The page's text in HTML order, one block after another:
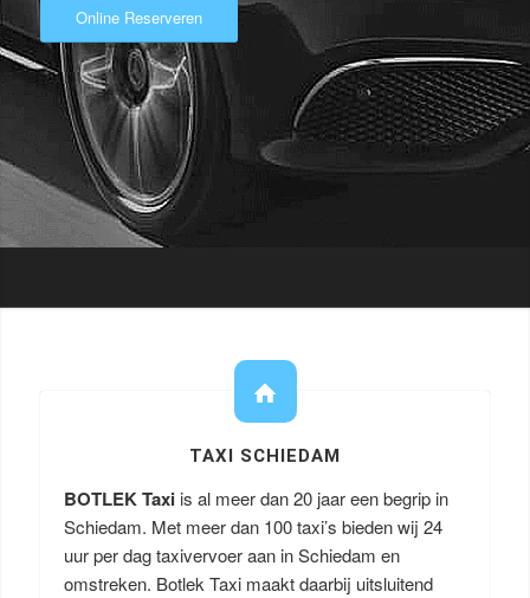
Online Reserveren
TAXI SCHIEDAM
BOTLEK Taxi is al meer dan 20 jaar een begrip in
Schiedam. Met meer dan 100 taxi’s bieden wij 24
uur per dag taxivervoer aan in Schiedam en
omstreken. Botlek Taxi maakt daarbij uitsluitend